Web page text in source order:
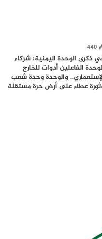
440
ذكرى الوحدة اليمنية: شركاء
الفاعلين أدوات للخارج
والوحدة وحدة شعب
عطاء على أرض حرة مستقلة